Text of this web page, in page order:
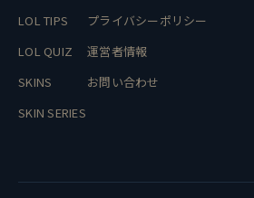
LOL TIPS
LOL QUIZ
SKINS
SKIN SERIES
プライバシーポリシー
運営者情報
お問い合わせ